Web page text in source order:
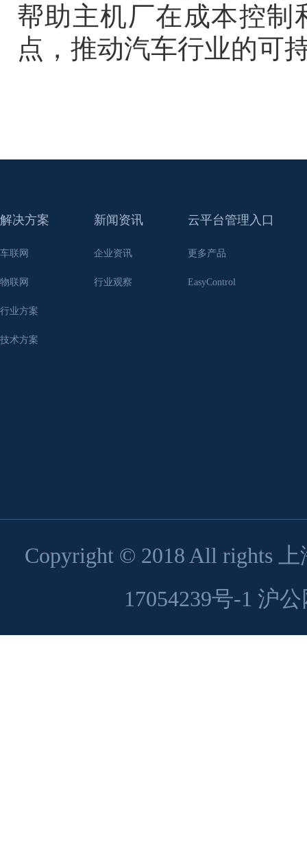
帮助主机厂在成本控制
点，推动汽车行业的可
解决方案
车联网
物联网
行业方案
技术方案
新闻资讯
企业资讯
行业观察
云平台管理入口
更多产品
EasyControl
Copyright © 2018 All rights
17054239号-1 沪公